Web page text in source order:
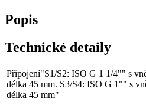
Popis
Technické detaily
Připojení"S1/S2: ISO G 1 1/4"" s
délka 45 mm. S3/S4: ISO G 1"" s
délka 45 mm"